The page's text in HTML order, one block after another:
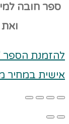
ספר חובה
להזמנת הספר
אישית במחיר